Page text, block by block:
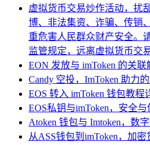
虚拟货币交易炒作活动，扰
博、非法集资、诈骗、传销
重危害人民群众财产安全。
监管规定，远离虚拟货币交
EON 发放与 imToken 的关联
Candy 空投，ImToken 助力
EOS 转入 imToken 钱包教程
EOS私钥与imToken，安全
Atoken 钱包与 Imtoken，数
从ASS钱包到imToken，加